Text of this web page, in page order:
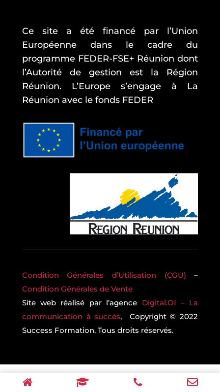
Ce site a été financé par l’Union
Européenne dans le cadre du
programme FEDER-FSE+ Réunion dont
l’Autorité de gestion est la Région
Réunion. L’Europe s’engage à La
Réunion avec le fonds FEDER
Condition Générales d’Utilisation (CGU)–
Condition Générales de Vente
Site web réalisé par l’agence Digital.OI – La
communication à succès, Copyright © 2022
Success Formation. Tous droits réservés.